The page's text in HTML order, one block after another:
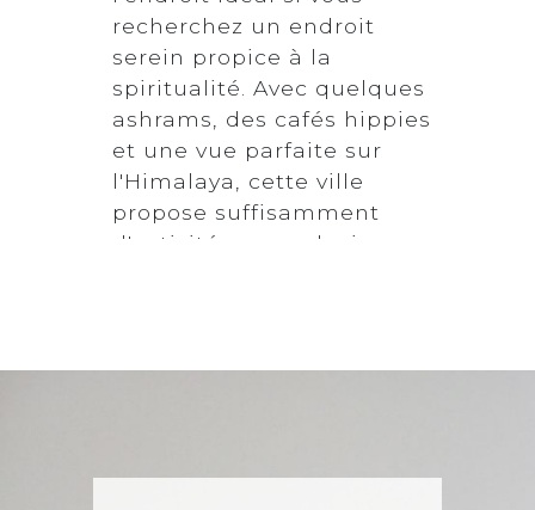
recherchez un endroit
serein propice à la
spiritualité. Avec quelques
ashrams, des cafés hippies
et une vue parfaite sur
l'Himalaya, cette ville
propose suffisamment
d'activités pour plusieurs